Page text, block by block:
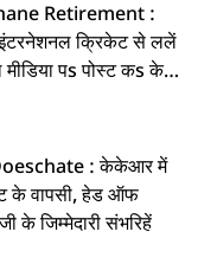
Retirement :
क्रिकेट से ललें
पs पोस्ट कs के
: केकेआर में
के वापसी, हेड ऑफ
के जिम्मेदारी संभरिहें